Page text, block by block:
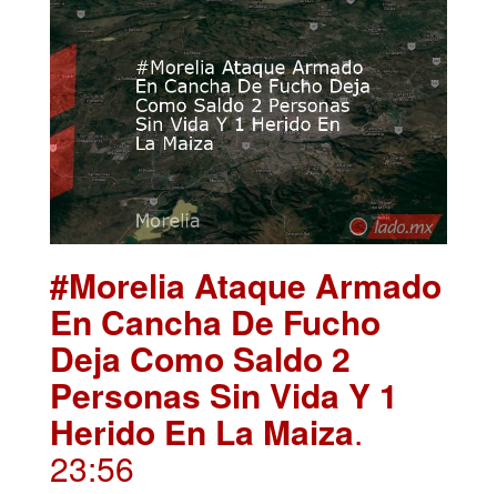
#Morelia Ataque Armado
En Cancha De Fucho
Deja Como Saldo 2
Personas Sin Vida Y 1
Herido En La Maiza.
23:56